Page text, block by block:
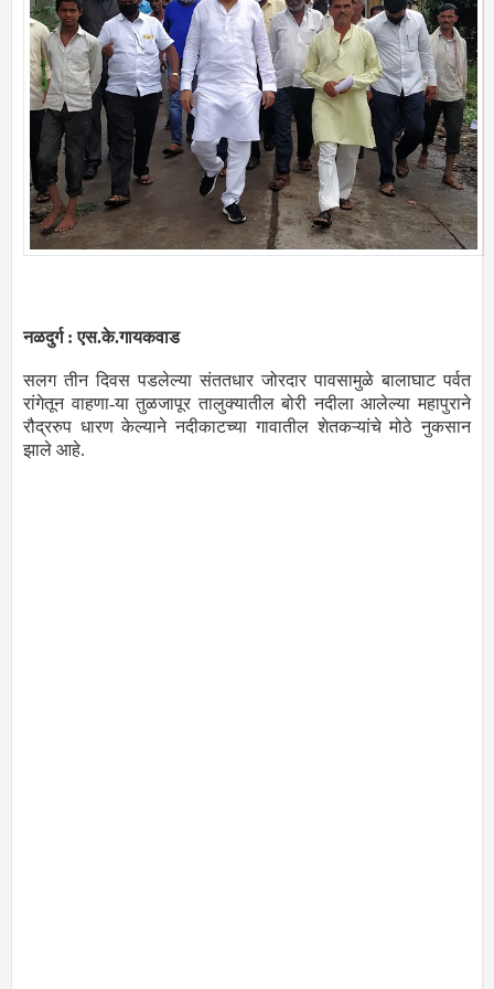
नळदुर्ग : एस.के.गायकवाड
सलग तीन दिवस पडलेल्या संततधार जोरदार पावसामुळे बालाघाट पर्वत
रांगेतून वाहणा-या तुळजापूर तालुक्यातील बोरी नदीला आलेल्या महापुराने
रौद्ररुप धारण केल्याने नदीकाटच्या गावातील शेतकऱ्यांचे मोठे नुकसान
झाले आहे.